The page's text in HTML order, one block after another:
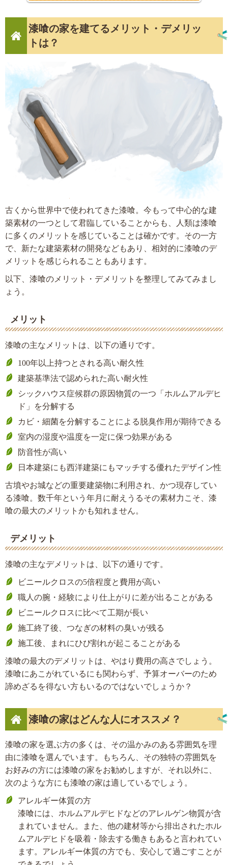
漆喰の家を建てるメリット・デメリッ
トは？
古くから世界中で使われてきた漆喰。今もって中心的な建
築素材の一つとして君臨していることからも、人類は漆喰
に多くのメリットを感じていることは確かです。その一方
で、新たな建築素材の開発などもあり、相対的に漆喰のデ
メリットを感じられることもあります。
以下、漆喰のメリット・デメリットを整理してみてみまし
ょう。
メリット
漆喰の主なメリットは、以下の通りです。
100年以上持つとされる高い耐久性
建築基準法で認められた高い耐火性
シックハウス症候群の原因物質の一つ「ホルムアルデヒ
ド」を分解する
カビ・細菌を分解することによる脱臭作用が期待できる
室内の湿度や温度を一定に保つ効果がある
防音性が高い
日本建築にも西洋建築にもマッチする優れたデザイン性
古墳やお城などの重要建築物に利用され、かつ現存してい
る漆喰。数千年という年月に耐えうるその素材力こそ、漆
喰の最大のメリットかも知れません。
デメリット
漆喰の主なデメリットは、以下の通りです。
ビニールクロスの5倍程度と費用が高い
職人の腕・経験により仕上がりに差が出ることがある
ビニールクロスに比べて工期が長い
施工終了後、つなぎの材料の臭いが残る
施工後、まれにひび割れが起こることがある
漆喰の最大のデメリットは、やはり費用の高さでしょう。
漆喰にあこがれているにも関わらず、予算オーバーのため
諦めざるを得ない方もいるのではないでしょうか？
漆喰の家はどんな人にオススメ？
漆喰の家を選ぶ方の多くは、その温かみのある雰囲気を理
由に漆喰を選んでいます。もちろん、その独特の雰囲気を
お好みの方には漆喰の家をお勧めしますが、それ以外に、
次のような方にも漆喰の家は適しているでしょう。
アレルギー体質の方
漆喰には、ホルムアルデヒドなどのアレルゲン物質が含
まれていません。また、他の建材等から排出されたホル
ムアルデヒドを吸着・除去する働きもあると言われてい
ます。アレルギー体質の方でも、安心して過ごすことが